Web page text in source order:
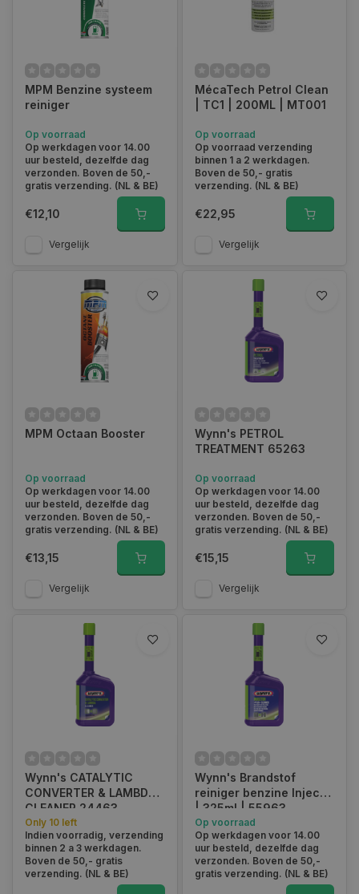
Benzine reiniger maakt het brandstofsysteem van een auto
welke op benzine loopt schoon. Injectoren, carburateur en
kleppen worden verlost van opgebouwd vuil. Regelmatig
benzine reiniger gebruiken heeft een preventieve werking. De
reiniger is dus vooral gericht op het systeem zelf. Wat benzine
reiniger precies doet is als volgt:
voorkomt neerslagvorming
vergemakkelijkt het koud starten van de auto
absorbeert condenswater
smeert de pomp, verstuivers, kleppen en bovengedeelte van
dringt het brandstofverbruik terug
Voor brandstofsystemen die gebruik maken van diesel kun je
bij Autoklusser.nl ook terecht. Bekijk dan onzediesel
. Naast de brandstofsysteemreinigers hebben we
die bedoeld is voor de uitlaat emissie te verlagen voor de APK
test.
Wat is de beste benzine reiniger?
Iedere auto is anders en bevat onderdelen met andere
eigenschappen. Ook al is het brandstofsystemen in de basis
hetzelfde, toch heeft niet iedere auto hetzelfde nodig. Voor
een algemene opschoning van het brandstofsysteem kunt u bij
Autoklusser.nl terecht voor de normale benzine reiniger. Ook
vinden in ons assortiment. Voor een injector + cleaner wordt
reiniger van Wynn’s aangeraden.
Hoe vaak moet je benzine reiniger
gebruiken?
Om het brandstofsysteem optimaal in tact te houden raden wij
aan om per 5.000 kilometer of jaarlijks reiniger te gebruiken.
Ook kan tijdens een onderhoudsbeurt het systeem worden
gereinigd. Door dit regelmatig te doen werkt de reiniger
preventief.
MPM Benzine systeem
reiniger
Op voorraad
Op werkdagen voor 14.00
uur besteld, dezelfde dag
verzonden. Boven de 50,-
gratis verzending. (NL & BE)
€12,10
Vergelijk
MécaTech Petrol Clean
| TC1 | 200ML | MT001
Op voorraad
Op voorraad verzending
binnen 1 a 2 werkdagen.
Boven de 50,- gratis
verzending. (NL & BE)
€22,95
Vergelijk
MPM Octaan Booster
Op voorraad
Op werkdagen voor 14.00
uur besteld, dezelfde dag
verzonden. Boven de 50,-
gratis verzending. (NL & BE)
€13,15
Vergelijk
Wynn's PETROL
TREATMENT 65263
Op voorraad
Op werkdagen voor 14.00
uur besteld, dezelfde dag
verzonden. Boven de 50,-
gratis verzending. (NL & BE)
€15,15
Vergelijk
Wynn's CATALYTIC
CONVERTER & LAMBDA
CLEANER 24463
Only 10 left
Indien voorradig, verzending
binnen 2 a 3 werkdagen.
Boven de 50,- gratis
verzending. (NL & BE)
Wynn's Brandstof
reiniger benzine Injectie
| 325ml | 55963
Op voorraad
Op werkdagen voor 14.00
uur besteld, dezelfde dag
verzonden. Boven de 50,-
gratis verzending. (NL & BE)